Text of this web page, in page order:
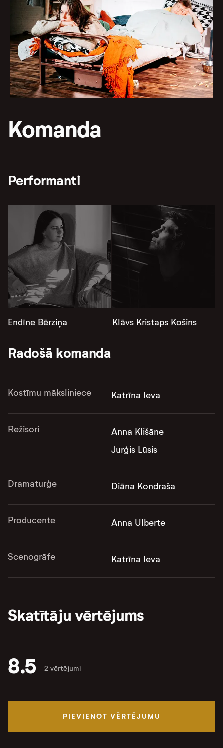
Komanda
Performanti
Endīne Bērziņa Klāvs Kristaps Košins
Radošā komanda
Kostīmu māksliniece Katrīna Ieva
Režisori
Anna Klišāne
Jurģis Lūsis
Dramaturģe Diāna Kondraša
Producente Anna Ulberte
Scenogrāfe Katrīna Ieva
Skatītāju vērtējums
8.5 2 vērtējumi
PIEVIENOT VĒRTĒJUMU